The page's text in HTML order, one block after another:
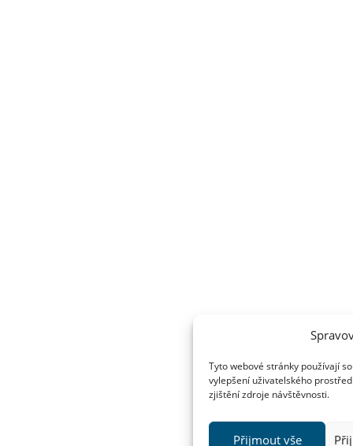
Tyto webové stránky používají
vylepšení uživatelského
zjištění zdroje návštěvnosti.
Přijmout vše